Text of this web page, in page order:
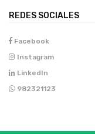
REDES SOCIALES
Facebook
Instagram
LinkedIn
982321123